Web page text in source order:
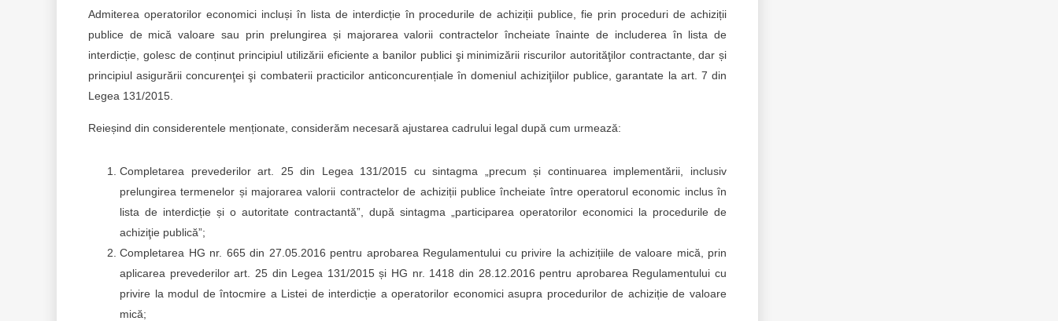
Admiterea operatorilor economici incluși în lista de interdicție în procedurile de achiziții publice, fie prin proceduri de achiziții
publice de mică valoare sau prin prelungirea și majorarea valorii contractelor încheiate înainte de includerea în lista de
interdicție, golesc de conținut principiul utilizării eficiente a banilor publici şi minimizării riscurilor autorităţilor contractante, dar și
principiul asigurării concurenţei şi combaterii practicilor anticoncurențiale în domeniul achiziţiilor publice, garantate la art. 7 din
Legea 131/2015.
Reieșind din considerentele menționate, considerăm necesară ajustarea cadrului legal după cum urmează:
Completarea prevederilor art. 25 din Legea 131/2015 cu sintagma „precum și continuarea implementării, inclusiv
prelungirea termenelor și majorarea valorii contractelor de achiziții publice încheiate între operatorul economic inclus în
lista de interdicție și o autoritate contractantă”, după sintagma „participarea operatorilor economici la procedurile de
achiziţie publică”;
Completarea HG nr. 665 din 27.05.2016 pentru aprobarea Regulamentului cu privire la achizițiile de valoare mică, prin
aplicarea prevederilor art. 25 din Legea 131/2015 și HG nr. 1418 din 28.12.2016 pentru aprobarea Regulamentului cu
privire la modul de întocmire a Listei de interdicție a operatorilor economici asupra procedurilor de achiziție de valoare
mică;